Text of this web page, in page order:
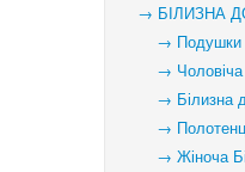
→ БІЛИЗНА
→ Подушки
→ Чоловіча
→ Білизна
→
→ Жіноча